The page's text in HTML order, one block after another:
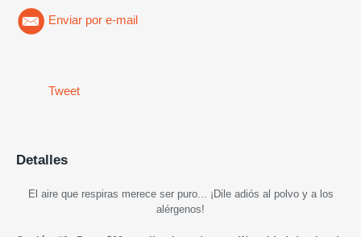
Enviar por e-mail
Tweet
Detalles
El aire que respiras merece ser puro... ¡Dile adiós al polvo y a los
alérgenos!